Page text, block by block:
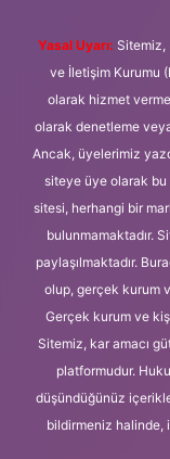
Yasal Uyarı: Sitemiz,
ve İletişim Kurumu
olarak hizmet
olarak denetleme
Ancak, üyelerimiz
siteye üye olarak bu
sitesi, herhangi bir
bulunmamaktadır.
paylaşılmaktadır.
olup, gerçek kurum
Gerçek kurum ve
Sitemiz, kar amacı
platformudur.
düşündüğünüz
bildirmeniz halinde,